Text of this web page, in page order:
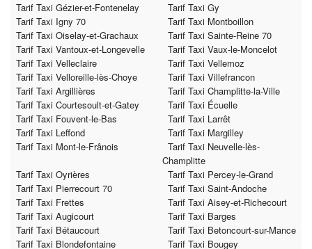
Tarif Taxi Gézier-et-Fontenelay
Tarif Taxi Gy
Tarif Taxi Igny 70
Tarif Taxi Montboillon
Tarif Taxi Oiselay-et-Grachaux
Tarif Taxi Sainte-Reine 70
Tarif Taxi Vantoux-et-Longevelle
Tarif Taxi Vaux-le-Moncelot
Tarif Taxi Velleclaire
Tarif Taxi Vellemoz
Tarif Taxi Velloreille-lès-Choye
Tarif Taxi Villefrancon
Tarif Taxi Argillières
Tarif Taxi Champlitte-la-Ville
Tarif Taxi Courtesoult-et-Gatey
Tarif Taxi Écuelle
Tarif Taxi Fouvent-le-Bas
Tarif Taxi Larrêt
Tarif Taxi Leffond
Tarif Taxi Margilley
Tarif Taxi Mont-le-Frânois
Tarif Taxi Neuvelle-lès-
Champlitte
Tarif Taxi Oyrières
Tarif Taxi Percey-le-Grand
Tarif Taxi Pierrecourt 70
Tarif Taxi Saint-Andoche
Tarif Taxi Frettes
Tarif Taxi Aisey-et-Richecourt
Tarif Taxi Augicourt
Tarif Taxi Barges
Tarif Taxi Bétaucourt
Tarif Taxi Betoncourt-sur-Mance
Tarif Taxi Blondefontaine
Tarif Taxi Bougey